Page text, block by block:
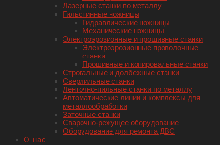
Лазерные станки по металлу
Гильотинные ножницы
Гидравлические ножницы
Механические ножницы
Электроэрозионные и прошивные станки
Электроэрозионные проволочные
станки
Прошивные и копировальные станки
Строгальные и долбежные станки
Сверлильные станки
Ленточно-пильные станки по металлу
Автоматические линии и комплексы для
металлообработки
Заточные станки
Сварочно-режущее оборудование
Оборудование для ремонта ДВС
О нас